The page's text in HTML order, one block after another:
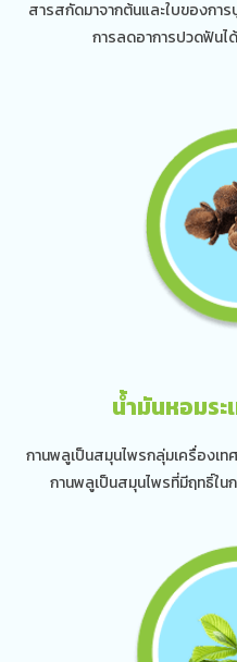
สารสกัดมาจากต้นและใบของการ
การลดอาการปวดฟันไ
น้ำมันหอมร
กานพลูเป็นสมุนไพรกลุ่มเครื่องเท
กานพลูเป็นสมุนไพรที่มีฤทธิ์ใน